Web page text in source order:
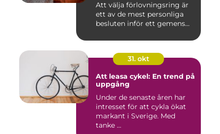
Att välja förlovningsring är
ett av de mest personliga
besluten inför ett gemens...
31. okt
Att leasa cykel: En trend på
uppgång
Under de senaste åren har
intresset för att cykla ökat
markant i Sverige. Med
tanke ...